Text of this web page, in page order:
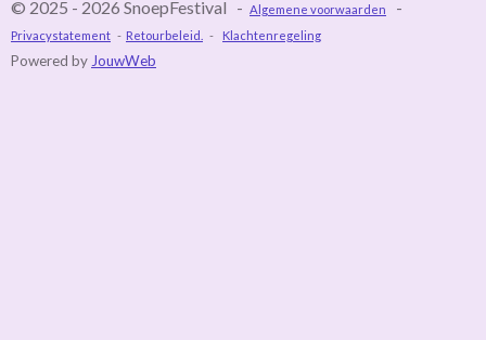
© 2025 - 2026 SnoepFestival - Algemene voorwaarden -
Privacystatement - Retourbeleid. - Klachtenregeling
Powered by JouwWeb